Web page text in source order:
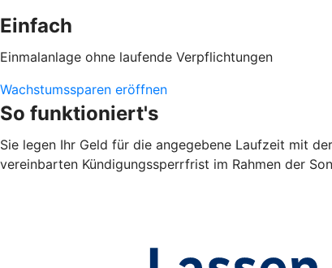
Einfach
Einmalanlage ohne laufende Verpflichtungen
Wachstumssparen eröffnen
So funktioniert's
Sie legen Ihr Geld für die angegebene Laufzeit mit
vereinbarten Kündigungssperrfrist im Rahmen der